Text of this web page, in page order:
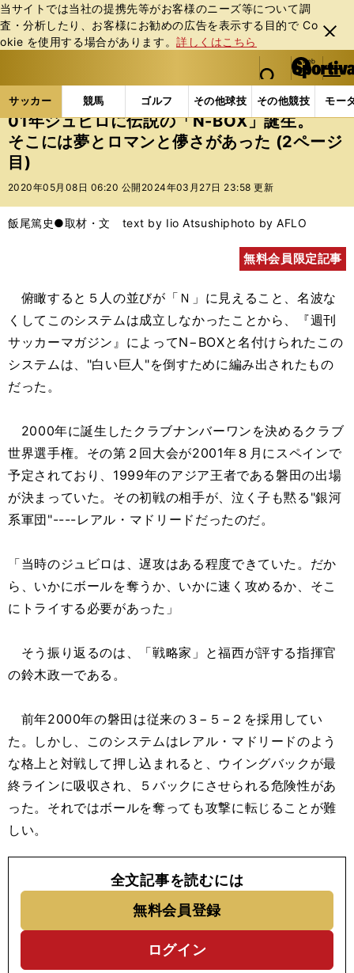
当サイトでは当社の提携先等がお客様のニーズ等について調
査・分析したり、お客様にお勧めの広告を表⽰する⽬的で Co
okie を使⽤する場合があります。詳しくはこちら
閉じ
る
web Sportiva (webスポルティーバ)
検索
マイペ
ー
ジ
メニュ
サッカー 競馬 ゴルフ その他球技 その他競技 モー
ス
ポ
ル
テ
ー
バ
サッカーの記事一覧 Jリーグ他 Jリーグ 01年ジ
01年ジュビロに伝説の「N-BOX」誕生。
そこには夢とロマンと儚さがあった (2ページ
目)
2020年05月08日 06:20 公開 2024年03月27日 23:58 更新
飯尾篤史●取材・文 text by Iio Atsushiphoto by AFLO
無料会員限定記事
俯瞰すると５人の並びが「Ｎ」に見えること、名波な
くしてこのシステムは成立しなかったことから、『週刊
サッカーマガジン』によってN−BOXと名付けられたこの
システムは、"白い巨人"を倒すために編み出されたもの
だった。
2000年に誕生したクラブナンバーワンを決めるクラブ
世界選手権。その第２回大会が2001年８月にスペインで
予定されており、1999年のアジア王者である磐田の出場
が決まっていた。その初戦の相手が、泣く子も黙る"銀河
系軍団"----レアル・マドリードだったのだ。
「当時のジュビロは、遅攻はある程度できていた。だか
ら、いかにボールを奪うか、いかに速く攻めるか、そこ
にトライする必要があった」
そう振り返るのは、「戦略家」と福西が評する指揮官
の鈴木政一である。
前年2000年の磐田は従来の３−５−２を採用してい
た。しかし、このシステムはレアル・マドリードのよう
な格上と対戦して押し込まれると、ウイングバックが最
終ラインに吸収され、５バックにさせられる危険性があ
った。それではボールを奪っても攻撃に転じることが難
しい。
全文記事を読むには
無料会員登録
ログイン